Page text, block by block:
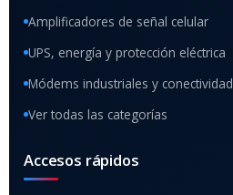
Amplificadores de señal celular
UPS, energía y protección eléctrica
Módems industriales y conectividad
Ver todas las categorías
Accesos rápidos